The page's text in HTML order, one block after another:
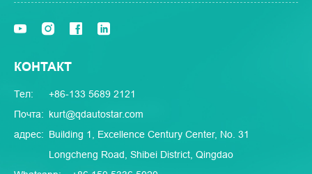
КОНТАКТ
Тел:
+86-133 5689 2121
Почта: kurt@qdautostar.com
адрес: Building 1, Excellence Century Center, No. 31
Longcheng Road, Shibei District, Qingdao